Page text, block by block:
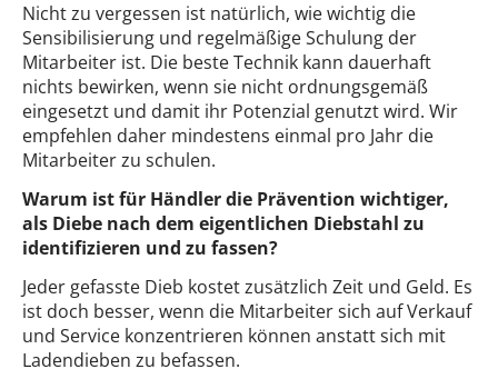
Nicht zu vergessen ist natürlich, wie wichtig die
Sensibilisierung und regelmäßige Schulung der
Mitarbeiter ist. Die beste Technik kann dauerhaft
nichts bewirken, wenn sie nicht ordnungsgemäß
eingesetzt und damit ihr Potenzial genutzt wird. Wir
empfehlen daher mindestens einmal pro Jahr die
Mitarbeiter zu schulen.
Warum ist für Händler die Prävention wichtiger,
als Diebe nach dem eigentlichen Diebstahl zu
identifizieren und zu fassen?
Jeder gefasste Dieb kostet zusätzlich Zeit und Geld. Es
ist doch besser, wenn die Mitarbeiter sich auf Verkauf
und Service konzentrieren können anstatt sich mit
Ladendieben zu befassen.